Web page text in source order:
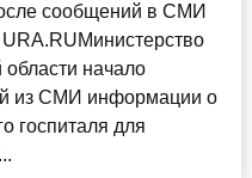
сообщений в СМИ
начало
из СМИ информации о
госпиталя для